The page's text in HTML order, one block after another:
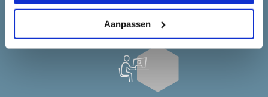
Aanpassen
Applying at Select Projects
Applying for a job on our website?